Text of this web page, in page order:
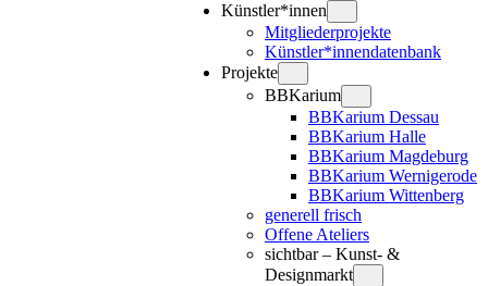
Künstler*innen
Mitgliederprojekte
Künstler*innendatenbank
Projekte
BBKarium
BBKarium Dessau
BBKarium Halle
BBKarium Magdeburg
BBKarium Wernigerode
BBKarium Wittenberg
generell frisch
Offene Ateliers
sichtbar – Kunst- &
Designmarkt